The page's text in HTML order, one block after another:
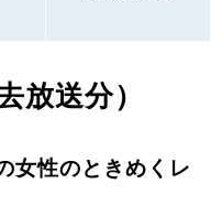
放送分）
女性のときめくレ